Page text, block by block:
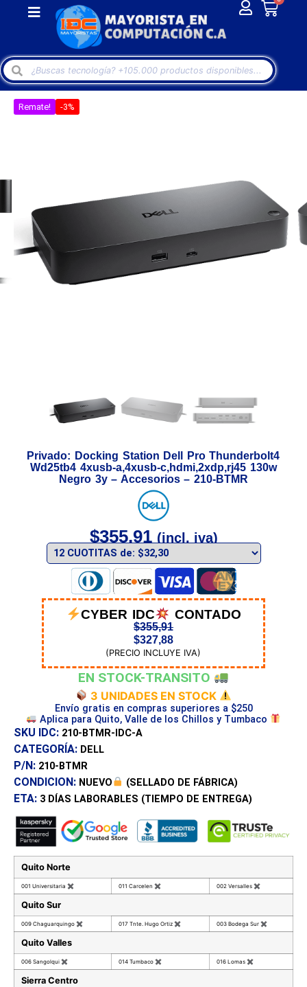
Remate! -3%
Privado: Docking Station Dell Pro Thunderbolt4
Wd25tb4 4xusb-a,4xusb-c,hdmi,2xdp,rj45 130w
Negro 3y – Accesorios – 210-BTMR
$355,91 (incl. iva)
CYBER IDC CONTADO
$355,91
$327,88
(PRECIO INCLUYE IVA)
EN STOCK-TRANSITO
3 UNIDADES EN STOCK
Envío gratis en compras superiores a $250
Aplica para Quito, Valle de los Chillos y Tumbaco
SKU IDC: 210-BTMR-IDC-A
CATEGORÍA: DELL
P/N: 210-BTMR
CONDICION: NUEVO (SELLADO DE FÁBRICA)
ETA: 3 DÍAS LABORABLES (TIEMPO DE ENTREGA)
Quito Norte
001 Universitaria ✖ 011 Carcelen ✖ 002 Versalles ✖
Quito Sur
009 Chaguarquingo ✖ 017 Tnte. Hugo Ortiz ✖ 003 Bodega Sur ✖
Quito Valles
006 Sangolqui ✖ 014 Tumbaco ✖ 016 Lomas ✖
Sierra Centro